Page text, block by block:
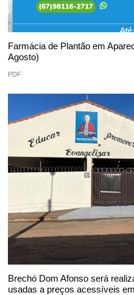
Farmácia de Plantão em
Agosto)
PDF
Brechó Dom Afonso será
usadas a preços acessíveis